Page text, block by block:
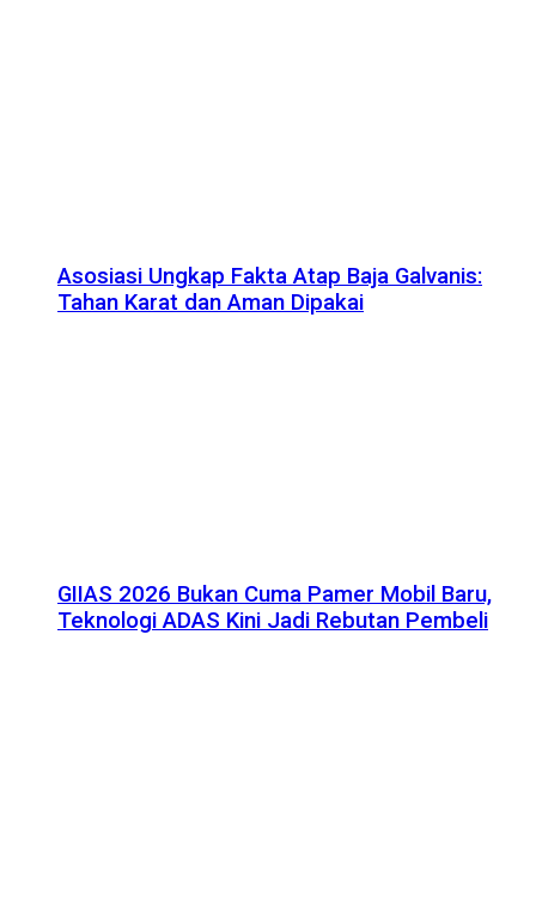
Asosiasi Ungkap Fakta Atap Baja Galvanis:
Tahan Karat dan Aman Dipakai
GIIAS 2026 Bukan Cuma Pamer Mobil Baru,
Teknologi ADAS Kini Jadi Rebutan Pembeli